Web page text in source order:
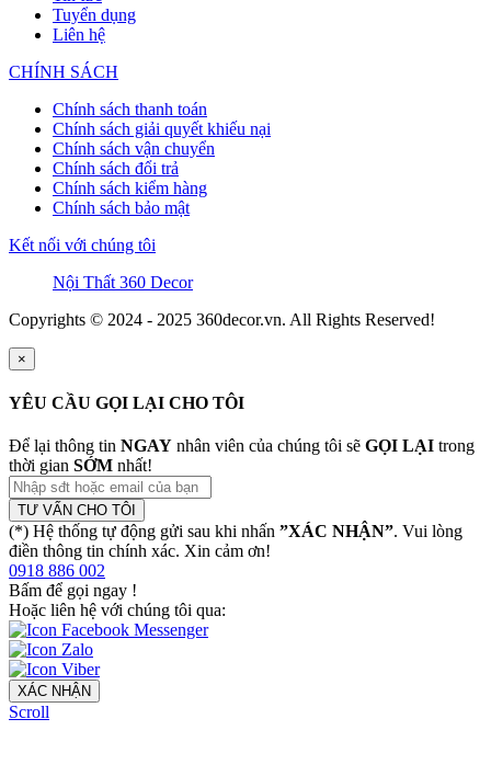
Tuyển dụng
Liên hệ
CHÍNH SÁCH
Chính sách thanh toán
Chính sách giải quyết khiếu nại
Chính sách vận chuyển
Chính sách đổi trả
Chính sách kiểm hàng
Chính sách bảo mật
Kết nối với chúng tôi
Nội Thất 360 Decor
Copyrights © 2024 - 2025 360decor.vn. All Rights Reserved!
×
YÊU CẦU GỌI LẠI CHO TÔI
Để lại thông tin NGAY nhân viên của chúng tôi sẽ GỌI LẠI trong
thời gian SỚM nhất!
TƯ VẤN CHO TÔI
(*) Hệ thống tự động gửi sau khi nhấn ”XÁC NHẬN”. Vui lòng
điền thông tin chính xác. Xin cảm ơn!
0918 886 002
Bấm để gọi ngay !
Hoặc liên hệ với chúng tôi qua:
XÁC NHẬN
Scroll